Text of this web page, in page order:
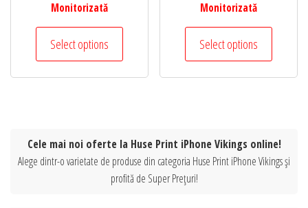
Monitorizată
Select options
Monitorizată
Select options
Cele mai noi oferte la Huse Print iPhone Vikings online!
Alege dintr-o varietate de produse din categoria Huse Print iPhone Vikings și
profită de Super Prețuri!